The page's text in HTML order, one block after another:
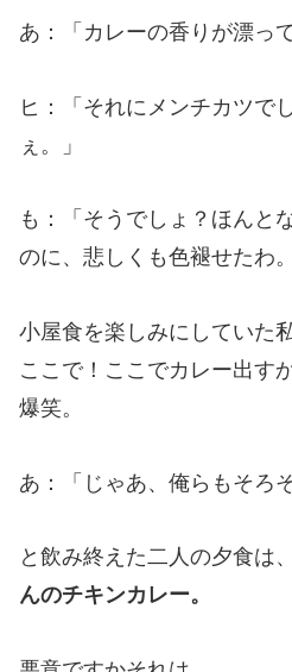
あ：「カレーの香りが漂っ
ヒ：「それにメンチカツで
ぇ。」
も：「そうでしょ？ほんと
のに、悲しくも色褪せたわ。
小屋食を楽しみにしていた
ここで！ここでカレー出す
爆笑。
あ：「じゃあ、俺らもそろ
と飲み終えた二人の夕食は
んのチキンカレー。